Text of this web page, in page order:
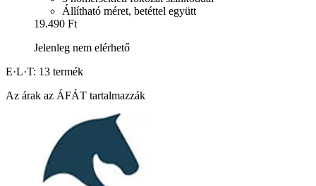
Állítható méret, betéttel együtt
19.490 Ft
Jelenleg nem elérhető
E·L·T: 13 termék
Az árak az ÁFÁT tartalmazzák